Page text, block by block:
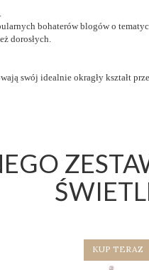
bohaterów blogów o
dorosłych.
swój idealnie okragły kształt
KUP TERAZ